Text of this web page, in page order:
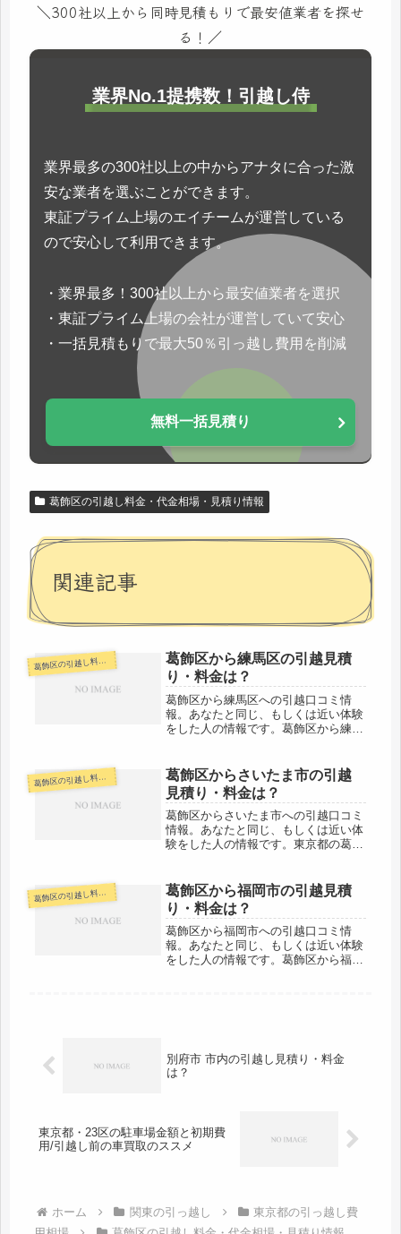
＼300社以上から同時見積もりで最安値業者を探せ
る！／
業界No.1提携数！引越し侍
業界最多の300社以上の中からアナタに合った激
安な業者を選ぶことができます。
東証プライム上場のエイチームが運営している
ので安心して利用できます。
・業界最多！300社以上から最安値業者を選択
・東証プライム上場の会社が運営していて安心
・一括見積もりで最大50％引っ越し費用を削減
無料一括見積り
葛飾区の引越し料金・代金相場・見積り情報
関連記事
葛飾区の引越し料金・代金相場・見積り情報
葛飾区から練馬区の引越見積
り・料金は？
葛飾区から練馬区への引越口コミ情
報。あなたと同じ、もしくは近い体験
をした人の情報です。葛飾区から練馬
う。近距離で激安業者さんとかいるか
もしれません。「自分の引越し代金を
早...
葛飾区の引越し料金・代金相場・見積り情報
葛飾区からさいたま市の引越
見積り・料金は？
葛飾区からさいたま市への引越口コミ
情報。あなたと同じ、もしくは近い体
験をした人の情報です。東京都の葛飾
引越しが可能な範囲ですね。お値段も
安い会社が多いと思います。単身な
ら...
葛飾区の引越し料金・代金相場・見積り情報
葛飾区から福岡市の引越見積
り・料金は？
葛飾区から福岡市への引越口コミ情
報。あなたと同じ、もしくは近い体験
をした人の情報です。葛飾区から福岡
別府市 市内の引越し見積り・料金
は？
東京都・23区の駐車場金額と初期費
用/引越し前の車買取のススメ
ホーム 関東の引っ越し
東京都の引っ越し費